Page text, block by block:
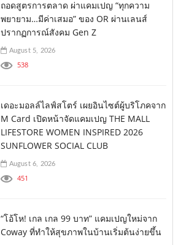
ถอดสูตรการตลาด ผ่าแคมเปญ “ทุกความ
พยายาม…มีค่าเสมอ” ของ OR ผ่านเลนส์
ปรากฏการณ์สังคม Gen Z
August 5, 2026
538
เดอะมอลล์ไลฟ์สโตร์ เผยอินไซต์ผู้บริโภคจาก
M Card เปิดหน้าจัดแคมเปญ THE MALL
LIFESTORE WOMEN INSPIRED 2026
SUNFLOWER SOCIAL CLUB
August 6, 2026
451
“โอ้โห! เกล เกล 99 บาท” แคมเปญใหม่จาก
Coway ที่ทำให้สุขภาพในบ้านเริ่มต้นง่ายขึ้น